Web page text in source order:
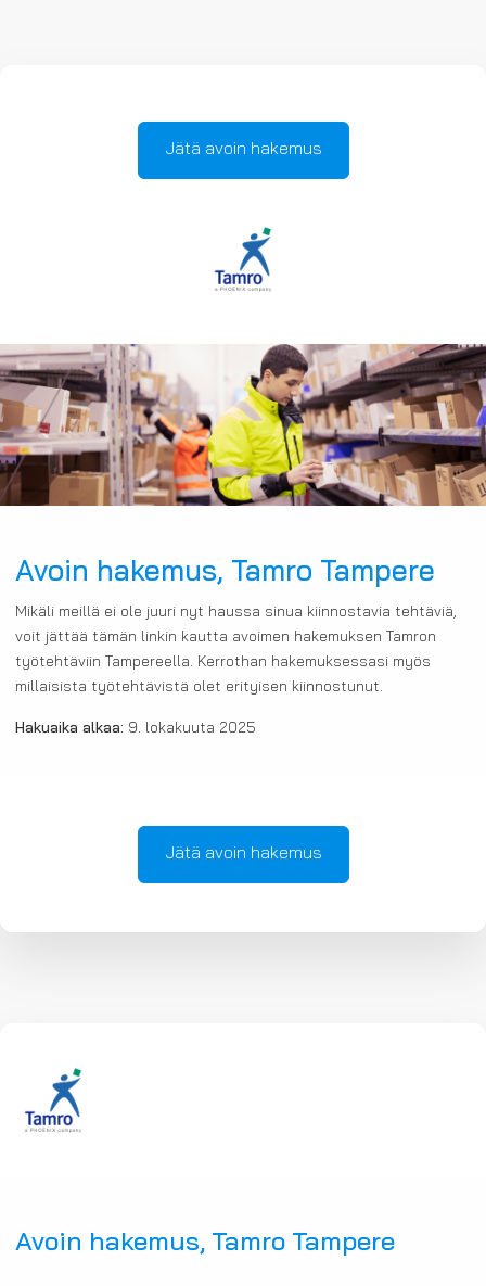
Jätä avoin hakemus
Avoin hakemus, Tamro Tampere
Mikäli meillä ei ole juuri nyt haussa sinua kiinnostavia tehtäviä,
voit jättää tämän linkin kautta avoimen hakemuksen Tamron
työtehtäviin Tampereella. Kerrothan hakemuksessasi myös
millaisista työtehtävistä olet erityisen kiinnostunut.
Hakuaika alkaa: 9. lokakuuta 2025
Jätä avoin hakemus
Avoin hakemus, Tamro Tampere